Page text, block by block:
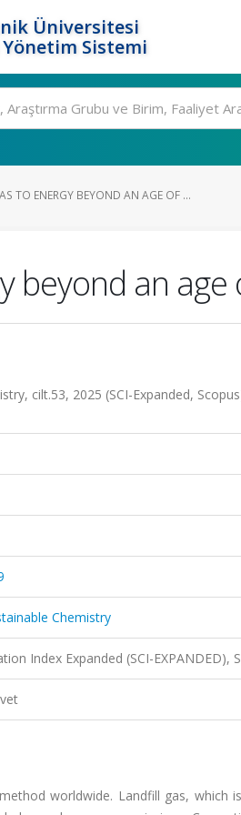
Üniversitesi
Sistemi
TO ENERGY BEYOND AN AGE OF ...
beyond an
cilt.53, 2025 (SCI-Expanded,
Chemistry
Index Expanded (SCI-EXPANDED),
worldwide. Landfill gas, which